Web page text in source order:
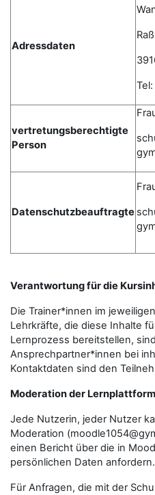
Adressdaten
vertretungsberechtigte
Person
Datenschutzbeauftragte
Verantwortung für die
Die Trainer*innen im
Lehrkräfte, die diese Inhalte
Lernprozess bereitstellen,
Ansprechpartner*innen bei
Kontaktdaten sind den
Moderation der
Jede Nutzerin, jeder Nutzer
Moderation
einen Bericht über die in
persönlichen Daten anfordern.
Für Anfragen, die mit der